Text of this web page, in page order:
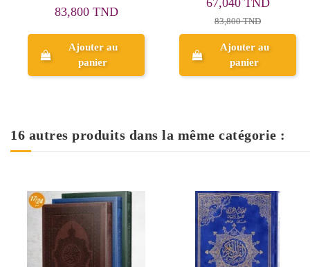
الحارث
83,800 TND
Ajouter au
panier
67,040 TND
83,800 TND
Ajouter au
panier
16 autres produits dans la même catégorie :